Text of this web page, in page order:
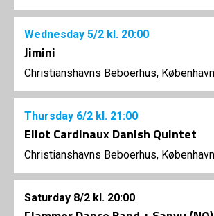
Wednesday 5/2 kl. 20:00
Jimini
Christianshavns Beboerhus,
Thursday 6/2 kl. 21:00
Eliot Cardinaux Danish Quintet
Christianshavns Beboerhus,
Saturday 8/2 kl. 20:00